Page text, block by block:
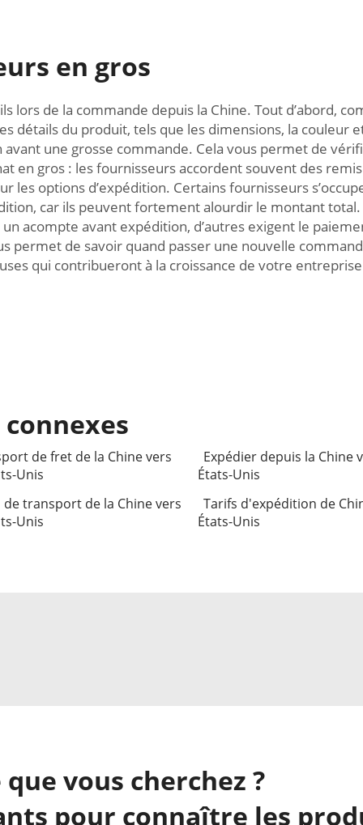
en gros
lors de la commande depuis la Chine. Tout d’abord,
détails du produit, tels que les dimensions, la couleur
une grosse commande. Cela vous permet de
en gros : les fournisseurs accordent souvent des
les options d’expédition. Certains fournisseurs
car ils peuvent fortement alourdir le montant
acompte avant expédition, d’autres exigent le
permet de savoir quand passer une nouvelle
qui contribueront à la croissance de votre
de fret de la Chine vers
Unis
Expédier depuis la Chine
États-Unis
de transport de la Chine vers
Unis
Tarifs d'expédition de
États-Unis
vous cherchez ?
pour connaître les